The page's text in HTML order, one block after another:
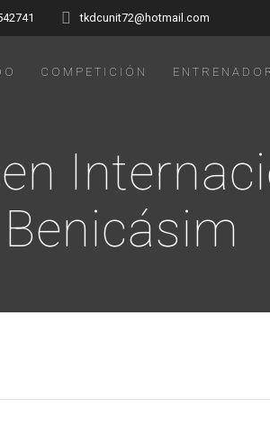
tkdcunit72@hotmail.com
COMPETICIÓN
Benicásim